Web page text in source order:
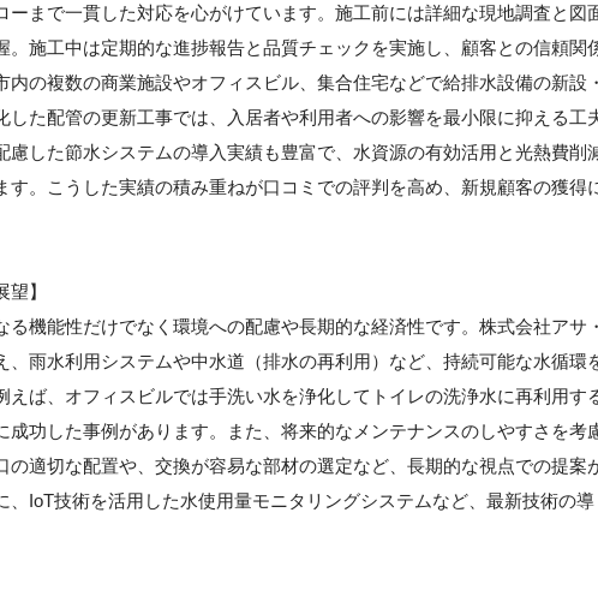
ーまで一貫した対応を心がけています。施工前には詳細な現地調査と図
施工中は定期的な進捗報告と品質チェックを実施し、顧客との信頼関
の複数の商業施設やオフィスビル、集合住宅などで給排水設備の新設・
た配管の更新工事では、入居者や利用者への影響を最小限に抑える工
慮した節水システムの導入実績も豊富で、水資源の有効活用と光熱費削
。こうした実績の積み重ねが口コミでの評判を高め、新規顧客の獲得
】
機能性だけでなく環境への配慮や長期的な経済性です。株式会社アサ・
雨水利用システムや中水道（排水の再利用）など、持続可能な水循環
ば、オフィスビルでは手洗い水を浄化してトイレの洗浄水に再利用す
功した事例があります。また、将来的なメンテナンスのしやすさを考
の適切な配置や、交換が容易な部材の選定など、長期的な視点での提案
IoT技術を活用した水使用量モニタリングシステムなど、最新技術の導